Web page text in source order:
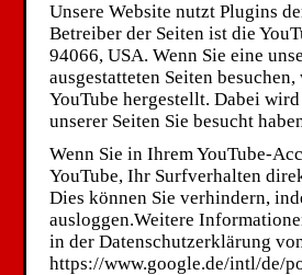
Unsere Website nutzt Plugins
Betreiber der Seiten ist die
94066, USA. Wenn Sie eine
ausgestatteten Seiten
YouTube hergestellt. Dabei
unserer Seiten Sie besucht
Wenn Sie in Ihrem YouTube-
YouTube, Ihr Surfverhalten
Dies können Sie verhindern,
ausloggen.Weitere
in der Datenschutzerklärung
https://www.google.de/intl/de/